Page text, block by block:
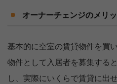
オーナーチェンジのメリッ
基本的に空室の賃貸物件を買
物件として入居者を募集する
し、実際にいくらで賃貸に出